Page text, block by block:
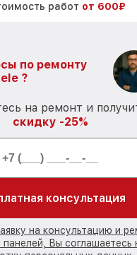
работ от 600₽
по ремонту
?
на ремонт и
скидку -25%
консультация
на консультацию и
панелей, Вы соглашаетесь